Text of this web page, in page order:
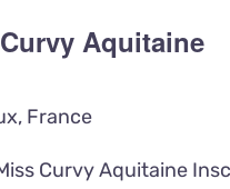
Aquitaine
France
Curvy Aquitaine